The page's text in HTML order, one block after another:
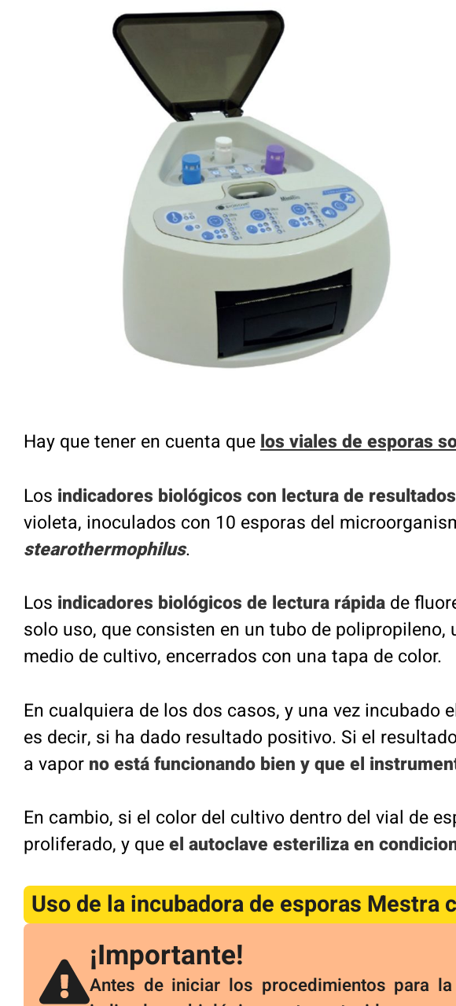
Hay que tener en cuenta quelos viales de esporas
Los indicadores biológicos con lectura de
violeta, inoculados con 10 esporas del
stearothermophilus.
Los indicadores biológicos de lectura rápida de
solo uso, que consisten en un tubo de
medio de cultivo, encerrados con una tapa de color.
En cualquiera de los dos casos, y una vez incubado
es decir, si ha dado resultado positivo. Si el
a vapor no está funcionando bien y que el
En cambio, si el color del cultivo dentro del vial de
proliferado, y queel autoclave esteriliza en
Uso de la incubadora de esporas
¡Importante!
Antes de iniciar los procedimientos para